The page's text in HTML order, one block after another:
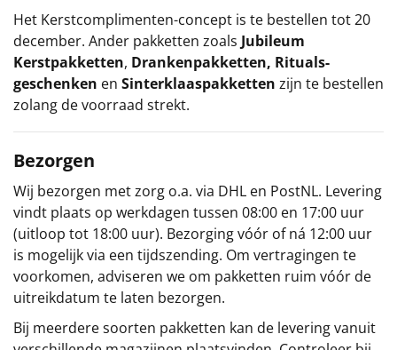
Het Kerstcomplimenten-concept is te bestellen tot 20
december. Ander pakketten zoals Jubileum
Kerstpakketten, Drankenpakketten, Rituals-
geschenken en Sinterklaaspakketten zijn te bestellen
zolang de voorraad strekt.
Bezorgen
Wij bezorgen met zorg o.a. via DHL en PostNL. Levering
vindt plaats op werkdagen tussen 08:00 en 17:00 uur
(uitloop tot 18:00 uur). Bezorging vóór of ná 12:00 uur
is mogelijk via een tijdszending. Om vertragingen te
voorkomen, adviseren we om pakketten ruim vóór de
uitreikdatum te laten bezorgen.
Bij meerdere soorten pakketten kan de levering vanuit